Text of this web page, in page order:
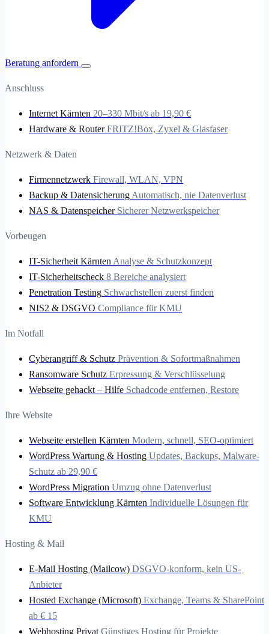
Beratung anfordern
Anschluss
Internet Kärnten 20–330 Mbit/s ab 19,90 €
Hardware & Router FRITZ!Box, Zyxel & Glasfaser
Netzwerk & Daten
Firmennetzwerk Firewall, WLAN, VPN
Backup & Datensicherung Automatisch, nie Datenverlust
NAS & Datenspeicher Sicherer Netzwerkspeicher
Vorbeugen
IT-Sicherheit Kärnten Analyse & Schutzkonzept
IT-Sicherheitscheck 8 Bereiche analysiert
Penetration Testing Schwachstellen zuerst finden
NIS2 & DSGVO Compliance für KMU
Im Notfall
Cyberangriff & Schutz Prävention & Sofortmaßnahmen
Ransomware Schutz Erpressung & Verschlüsselung
Webseite gehackt – Hilfe Schadcode entfernen, Restore
Ihre Website
Webseite erstellen Kärnten Modern, schnell, SEO-optimiert
WordPress Wartung & Hosting Updates, Backups, Malware-
Schutz ab 29,90 €
WordPress Migration Umzug ohne Datenverlust
Software Entwicklung Kärnten Individuelle Lösungen für
KMU
Hosting & Mail
E-Mail Hosting (Mailcow) DSGVO-konform, kein US-
Anbieter
Hosted Exchange (Microsoft) Exchange, Teams & SharePoint
ab € 15
Webhosting Privat Günstiges Hosting für Projekte